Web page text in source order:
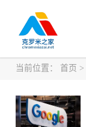
当前位置： 首页 >